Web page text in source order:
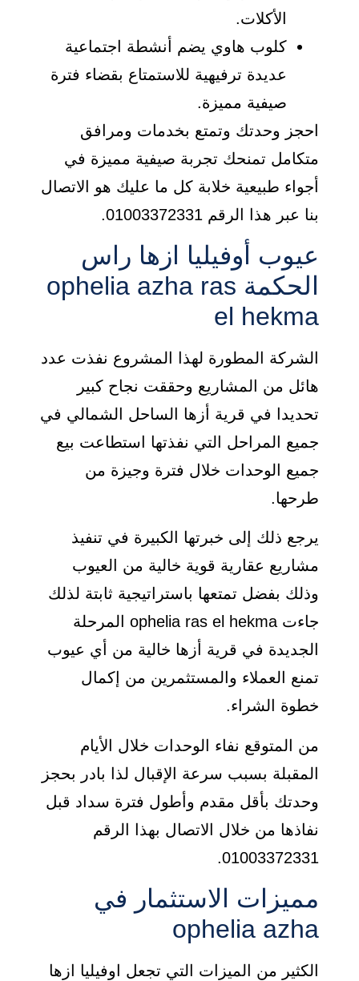
الأكلات.
كلوب هاوي يضم أنشطة اجتماعية
عديدة ترفيهية للاستمتاع بقضاء فترة
صيفية مميزة.
احجز وحدتك وتمتع بخدمات ومرافق
متكامل تمنحك تجربة صيفية مميزة في
أجواء طبيعية خلابة كل ما عليك هو الاتصال
بنا عبر هذا الرقم 01003372331.
عيوب أوفيليا ازها راس
الحكمة ophelia azha ras
el hekma
الشركة المطورة لهذا المشروع نفذت عدد
هائل من المشاريع وحققت نجاح كبير
تحديدا في قرية أزها الساحل الشمالي في
جميع المراحل التي نفذتها استطاعت بيع
جميع الوحدات خلال فترة وجيزة من
طرحها.
يرجع ذلك إلى خبرتها الكبيرة في تنفيذ
مشاريع عقارية قوية خالية من العيوب
وذلك بفضل تمتعها باستراتيجية ثابتة لذلك
جاءت ophelia ras el hekma المرحلة
الجديدة في قرية أزها خالية من أي عيوب
تمنع العملاء والمستثمرين من إكمال
خطوة الشراء.
من المتوقع نفاء الوحدات خلال الأيام
المقبلة بسبب سرعة الإقبال لذا بادر بحجز
وحدتك بأقل مقدم وأطول فترة سداد قبل
نفاذها من خلال الاتصال بهذا الرقم
01003372331.
مميزات الاستثمار في
ophelia azha
الكثير من الميزات التي تجعل اوفيليا ازها